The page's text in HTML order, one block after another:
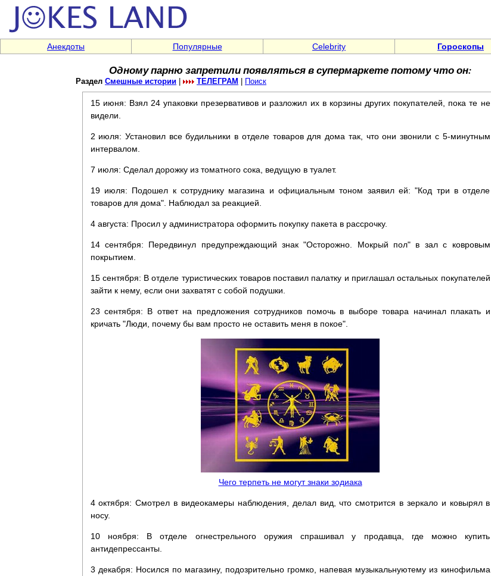
Анекдоты Популярные Celebrity Гороскопы
Одному парню запретили появляться в супермаркете потому что он:
Раздел Смешные истории ТЕЛЕГРАМ Поиск
15 июня: Взял 24 упаковки презервативов и разложил их в корзины других покупателей, пока те не
видели.
2 июля: Установил все будильники в отделе товаров для дома так, что они звонили с 5-минутным
интервалом.
7 июля: Сделал дорожку из томатного сока, ведущую в туалет.
19 июля: Подошел к сотруднику магазина и официальным тоном заявил ей: "Код три в отделе
товаров для дома". Наблюдал за реакцией.
4 августа: Просил у администратора оформить покупку пакета в рассрочку.
14 сентября: Передвинул предупреждающий знак "Осторожно. Мокрый пол" в зал с ковровым
покрытием.
15 сентября: В отделе туристических товаров поставил палатку и приглашал остальных покупателей
зайти к нему, если они захватят с собой подушки.
23 сентября: В ответ на предложения сотрудников помочь в выборе товара начинал плакать и
кричать "Люди, почему бы вам просто не оставить меня в покое".
Чего терпеть не могут знаки зодиака
4 октября: Смотрел в видеокамеры наблюдения, делал вид, что смотрится в зеркало и ковырял в
носу.
10 ноября: В отделе огнестрельного оружия спрашивал у продавца, где можно купить
антидепрессанты.
3 декабря: Носился по магазину, подозрительно громко, напевая музыкальнуютему из кинофильма